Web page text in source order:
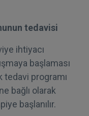
tedavisi
ihtiyacı
başlaması
tedavi programı
bağlı olarak
başlanılır.